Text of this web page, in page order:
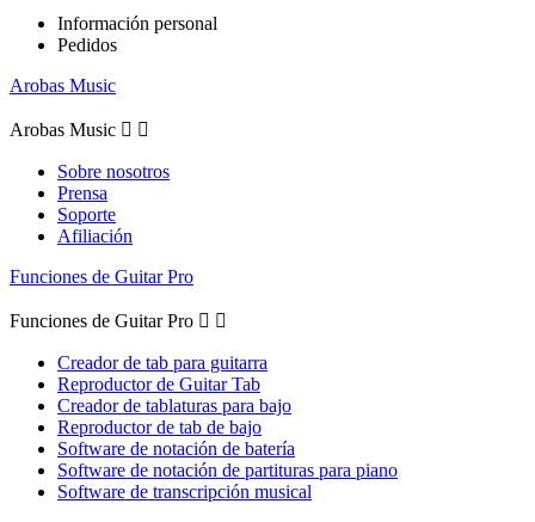
Información personal
Pedidos
Arobas Music
Arobas Music  
Sobre nosotros
Prensa
Soporte
Afiliación
Funciones de Guitar Pro
Funciones de Guitar Pro  
Creador de tab para guitarra
Reproductor de Guitar Tab
Creador de tablaturas para bajo
Reproductor de tab de bajo
Software de notación de batería
Software de notación de partituras para piano
Software de transcripción musical